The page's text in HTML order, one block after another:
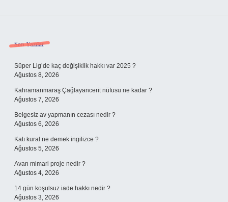
Sidebar
Son Yazılar
Süper Lig’de kaç değişiklik hakkı var 2025 ?
Ağustos 8, 2026
Kahramanmaraş Çağlayancerit nüfusu ne kadar ?
Ağustos 7, 2026
Belgesiz av yapmanın cezası nedir ?
Ağustos 6, 2026
Katı kural ne demek ingilizce ?
Ağustos 5, 2026
Avan mimari proje nedir ?
Ağustos 4, 2026
14 gün koşulsuz iade hakkı nedir ?
Ağustos 3, 2026